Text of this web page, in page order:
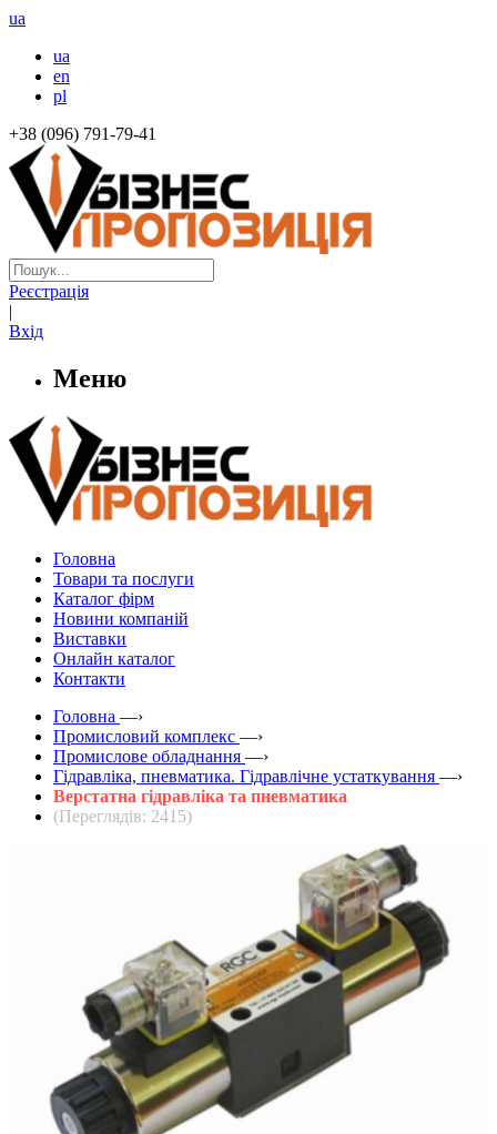
ua
ua
en
pl
+38 (096) 791-79-41
Реєстрація
|
Вхід
Меню
Головна
Товари та послуги
Каталог фірм
Новини компаній
Виставки
Онлайн каталог
Контакти
Головна —›
Промисловий комплекс —›
Промислове обладнання —›
Гідравліка, пневматика. Гідравлічне устаткування —›
Верстатна гідравліка та пневматика
(Переглядів: 2415)